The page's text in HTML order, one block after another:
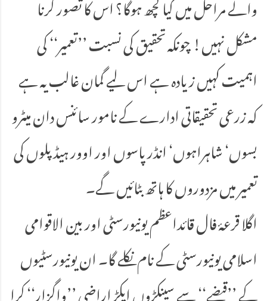
مشکل نہیں! چونکہ تحقیق کی نسبت ’’تعمیر‘‘ کی
اہمیت کہیں زیادہ ہے اس لیے گمان غالب یہ ہے
کہ زرعی تحقیقاتی ادارے کے نامور سائنس دان میٹرو
بسوں‘ شاہراہوں‘ انڈر پاسوں اور اوور ہیڈ پلوں کی
تعمیر میں مزدوروں کا ہاتھ بٹائیں گے۔
اگلا قرعۂ فال قائداعظم یونیورسٹی اور بین الاقوامی
اسلامی یونیورسٹی کے نام نکلے گا۔ ان یونیورسٹیوں
کے ’’قبضے‘‘ سے سینکڑوں ایکڑ اراضی ’’واگزار‘‘ کرا